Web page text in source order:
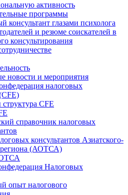
активность
программы
консультант глазами психолога
и резюме соискателей в
консультирования
новости и мероприятия
налоговых
CFE
справочник налоговых
консультантов Азиатского-
региона (АОТСА)
Налоговых
опыт налогового